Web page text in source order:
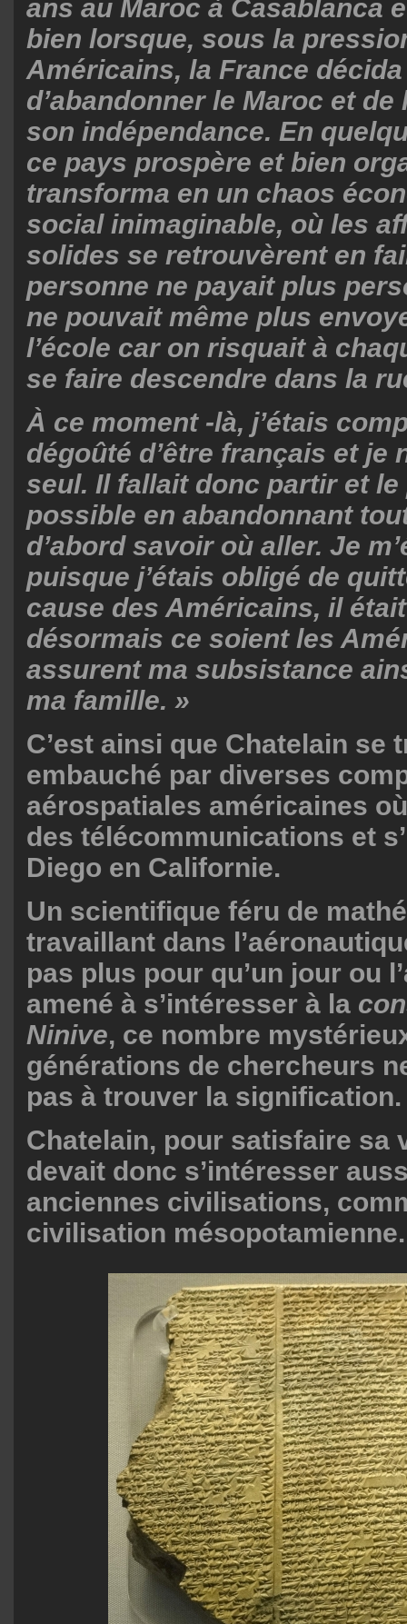
ans au Maroc à Casablanca
bien lorsque, sous la
Américains, la France
d’abandonner le Maroc et
son indépendance. En
ce pays prospère et bien
transforma en un chaos
social inimaginable, où les
solides se retrouvèrent en
personne ne payait plus
ne pouvait même plus
l’école car on risquait à
se faire descendre dans la
À ce moment -là, j’étais
dégoûté d’être français et je
seul. Il fallait donc partir et
possible en abandonnant
d’abord savoir où aller. Je
puisque j’étais obligé de
cause des Américains, il
désormais ce soient les
assurent ma subsistance
ma famille. »
C’est ainsi que Chatelain se
embauché par diverses
aérospatiales américaines
des télécommunications et
Diego en Californie.
Un scientifique féru de
travaillant dans
pas plus pour qu’un jour ou
amené à s’intéresser à la
Ninive, ce nombre
générations de chercheurs
pas à trouver la signification.
Chatelain, pour satisfaire sa
devait donc s’intéresser
anciennes civilisations,
civilisation mésopotamienne.